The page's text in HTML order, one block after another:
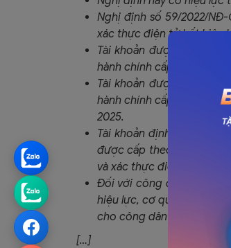
Nghị định số 59/2022/
xác thực điện tử hết hiệu
Tài khoản được tạo lập
hành chính cấp bộ, cấp
Tài khoản được tạo lập
hành chính cấp bộ, cấp
2025.
Tài khoản định danh điện
được cấp theo quy định
và xác thực điện tử vẫn
Đối với công dân đã có
hiệu lực, cơ quan quản lý
cho công dân thông qua
[…]